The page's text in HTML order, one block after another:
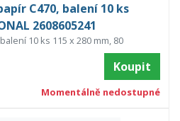
C470, balení 10 ks
2608605241
10 ks 115 x 280 mm, 80
Koupit
Momentálně nedostupné